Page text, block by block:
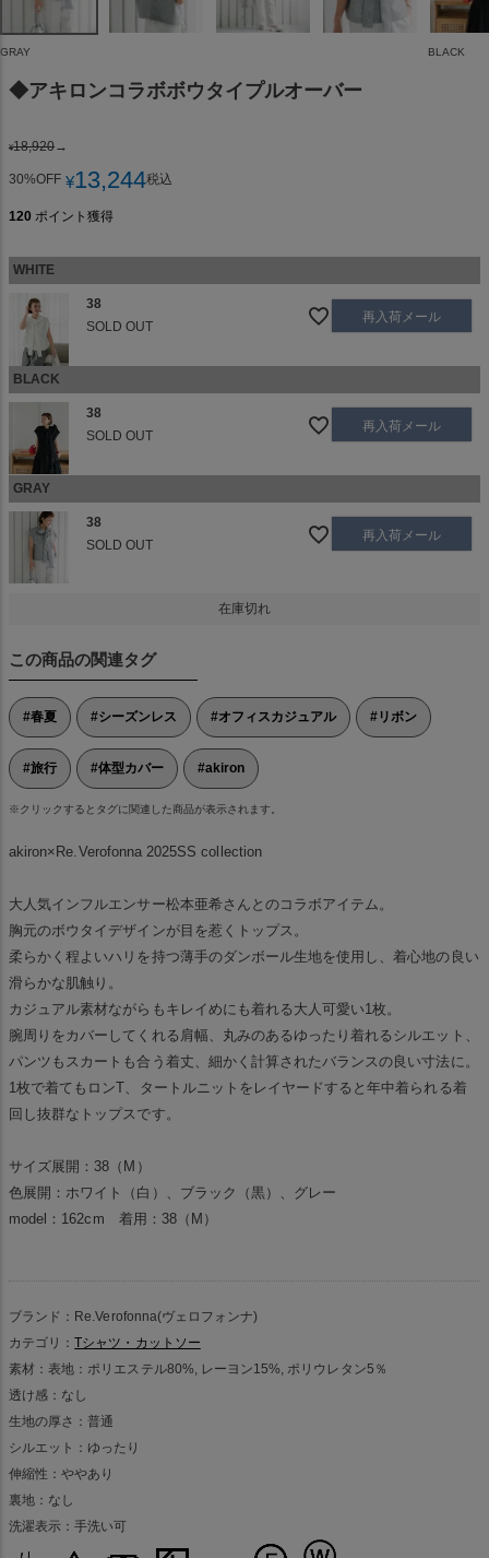
GRAY BLACK
◆アキロンコラボボウタイプルオーバー
¥18,920→
30%OFF ¥13,244税込
120 ポイント獲得
WHITE
38
SOLD OUT
再入荷メール
BLACK
38
SOLD OUT
再入荷メール
GRAY
38
SOLD OUT
再入荷メール
在庫切れ
この商品の関連タグ
#春夏 #シーズンレス #オフィスカジュアル #リボン
#旅行 #体型カバー #akiron
※クリックするとタグに関連した商品が表示されます。
akiron×Re.Verofonna 2025SS collection
大人気インフルエンサー松本亜希さんとのコラボアイテム。
胸元のボウタイデザインが目を惹くトップス。
柔らかく程よいハリを持つ薄手のダンボール生地を使用し、着心地の良い
滑らかな肌触り。
カジュアル素材ながらもキレイめにも着れる大人可愛い1枚。
腕周りをカバーしてくれる肩幅、丸みのあるゆったり着れるシルエット、
パンツもスカートも合う着丈、細かく計算されたバランスの良い寸法に。
1枚で着てもロンT、タートルニットをレイヤードすると年中着られる着
回し抜群なトップスです。
サイズ展開：38（M）
色展開：ホワイト（白）、ブラック（黒）、グレー
model：162cm 着用：38（M）
ブランド：Re.Verofonna(ヴェロフォンナ)
カテゴリ：Tシャツ・カットソー
素材：表地：ポリエステル80%, レーヨン15%, ポリウレタン5％
透け感：なし
生地の厚さ：普通
シルエット：ゆったり
伸縮性：ややあり
裏地：なし
洗濯表示：手洗い可